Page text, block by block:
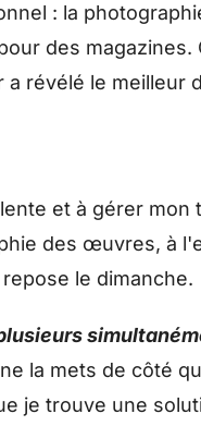
: la
des magazines.
révélé le meilleur
et à gérer mon
des œuvres, à
le dimanche.
la mets de côté
je trouve une